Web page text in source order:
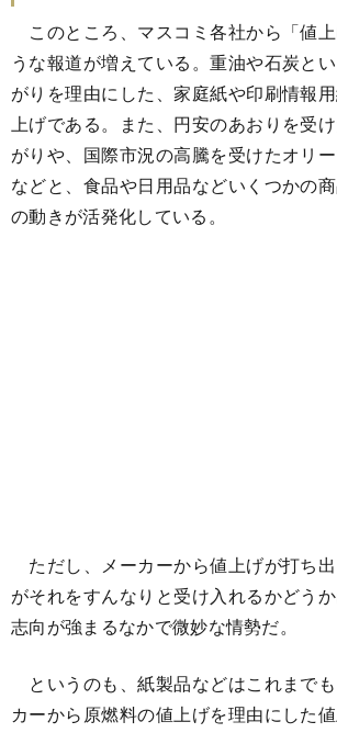
このところ、マスコミ各社から「値
うな報道が増えている。重油や石炭と
がりを理由にした、家庭紙や印刷情報
上げである。また、円安のあおりを受
がりや、国際市況の高騰を受けたオリ
などと、食品や日用品などいくつかの
の動きが活発化している。
ただし、メーカーから値上げが打ち
がそれをすんなりと受け入れるかどう
志向が強まるなかで微妙な情勢だ。
というのも、紙製品などはこれまで
カーから原燃料の値上げを理由にした